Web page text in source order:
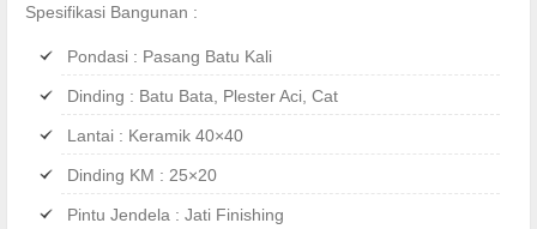
Spesifikasi Bangunan :
Pondasi : Pasang Batu Kali
Dinding : Batu Bata, Plester Aci, Cat
Lantai : Keramik 40×40
Dinding KM : 25×20
Pintu Jendela : Jati Finishing